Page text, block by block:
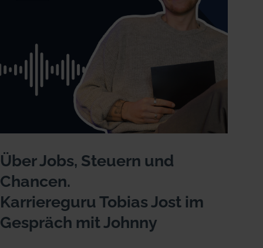
Über Jobs, Steuern und
Chancen.
Karriereguru Tobias Jost im
Gespräch mit Johnny